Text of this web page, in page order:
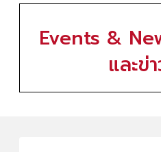
Events &
และข่